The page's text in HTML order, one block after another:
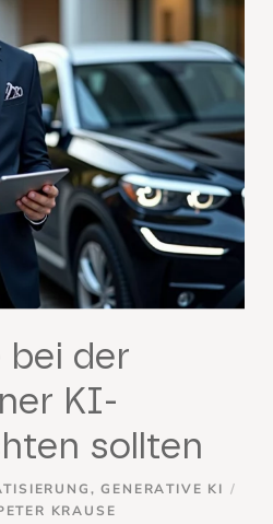
bei der
KI-
sollten
,GENERATIVE KI
KRAUSE